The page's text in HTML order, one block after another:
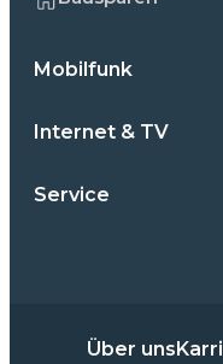
Mobilfunk
Internet & TV
Service
Über uns